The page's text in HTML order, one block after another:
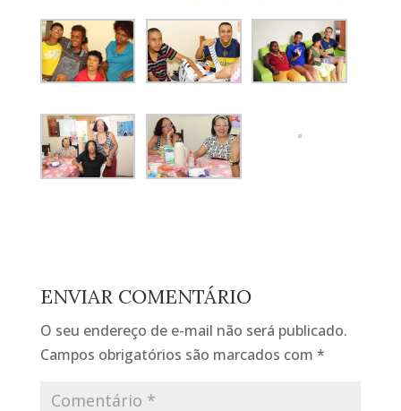
ENVIAR COMENTÁRIO
O seu endereço de e-mail não será publicado.
Campos obrigatórios são marcados com *